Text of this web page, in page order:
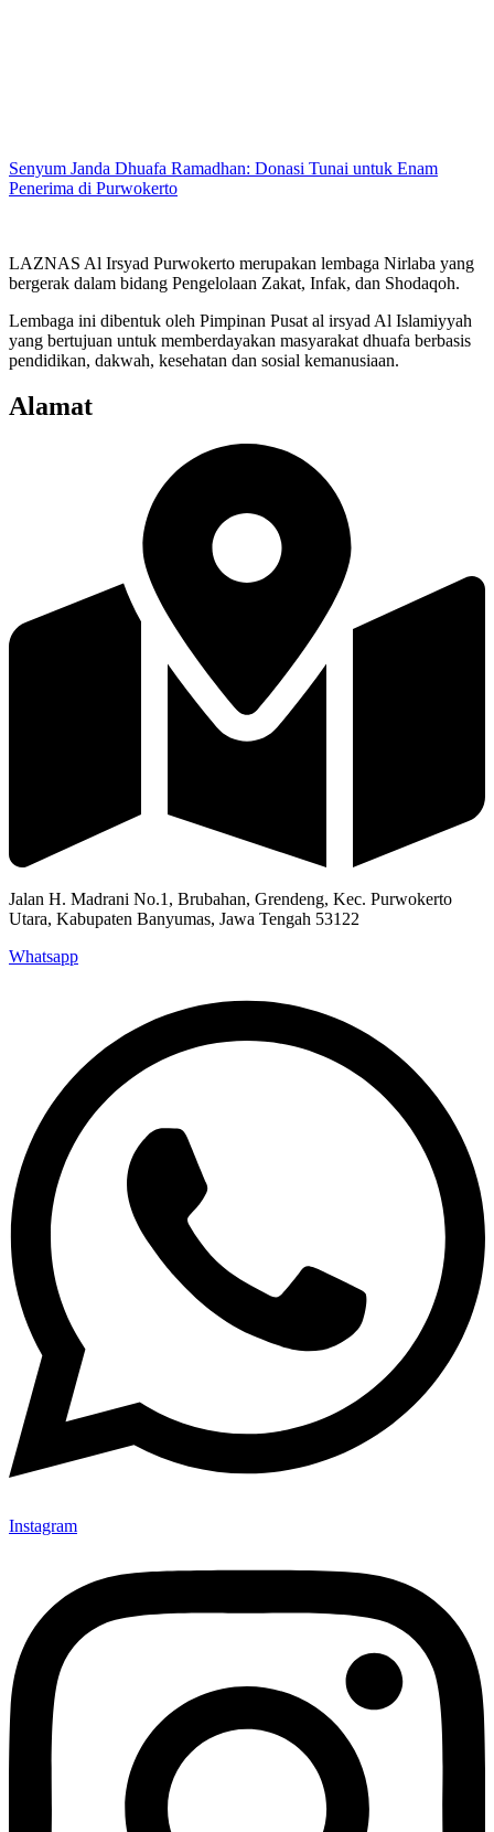
Senyum Janda Dhuafa Ramadhan: Donasi Tunai untuk Enam
Penerima di Purwokerto
LAZNAS Al Irsyad Purwokerto merupakan lembaga Nirlaba yang
bergerak dalam bidang Pengelolaan Zakat, Infak, dan Shodaqoh.
Lembaga ini dibentuk oleh Pimpinan Pusat al irsyad Al Islamiyyah
yang bertujuan untuk memberdayakan masyarakat dhuafa berbasis
pendidikan, dakwah, kesehatan dan sosial kemanusiaan.
Alamat
Jalan H. Madrani No.1, Brubahan, Grendeng, Kec. Purwokerto
Utara, Kabupaten Banyumas, Jawa Tengah 53122​
Whatsapp
Instagram